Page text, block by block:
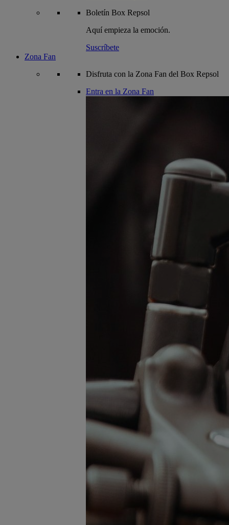
Boletín Box Repsol
Aquí empieza la emoción.
Suscríbete
Zona Fan
Disfruta con la Zona Fan del Box Repsol
Entra en la Zona Fan